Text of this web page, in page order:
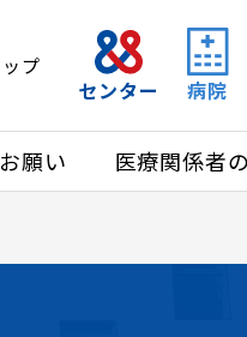
願い 医療関係者
センター 病院
プ